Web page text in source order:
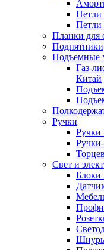
Петли
Петли
Планки для
Подпятники
Подъемные
Газ-
Китай
Ручки
Ручки
Свет и
Блоки